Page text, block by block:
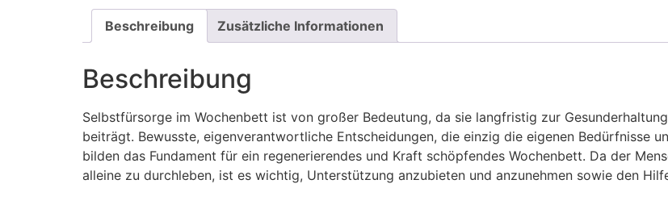
Beschreibung Zusätzliche Informationen
Beschreibung
Selbstfürsorge im Wochenbett ist von großer Bedeutung, da sie langfristig zur
beiträgt. Bewusste, eigenverantwortliche Entscheidungen, die einzig die eigenen Bedürfnisse
bilden das Fundament für ein regenerierendes und Kraft schöpfendes Wochenbett. Da der
alleine zu durchleben, ist es wichtig, Unterstützung anzubieten und anzunehmen sowie den